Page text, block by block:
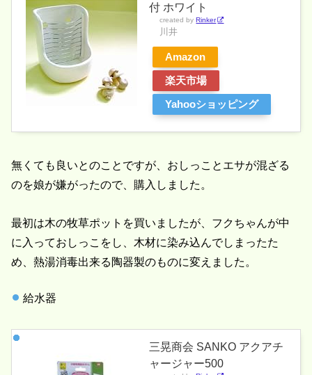
付 ホワイト
created byRinker
川井
Amazon
楽天市場
Yahooショッピング
無くても良いとのことですが、おしっことエサが混ざる
のを娘が嫌がったので、購入しました。
最初は木の牧草ポットを買いましたが、フクちゃんが中
に入っておしっこをし、木材に染み込んでしまったた
め、熱湯消毒出来る陶器製のものに変えました。
給水器
三晃商会 SANKO アクアチ
ャージャー500